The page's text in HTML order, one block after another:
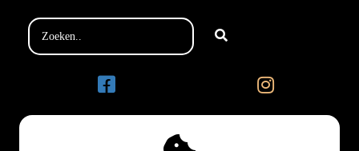
Download mijn gratis hand-out!